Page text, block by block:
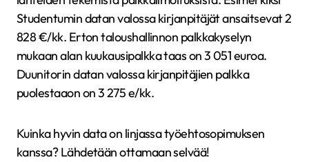
Studentumin datan valossa kirjanpitäjät ansaitsevat 2
828 €/kk. Erton taloushallinnon palkkakyselyn
mukaan alan kuukausipalkka taas on 3 051 euroa.
Duunitorin datan valossa kirjanpitäjien palkka
puolestaaon on 3 275 e/kk.
Kuinka hyvin data on linjassa työehtosopimuksen
kanssa? Lähdetään ottamaan selvää!